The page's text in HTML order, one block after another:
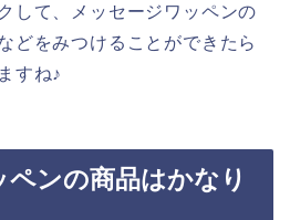
して、メッセージワッペンの
どをみつけることができたら
すね♪
ンの商品はかなり